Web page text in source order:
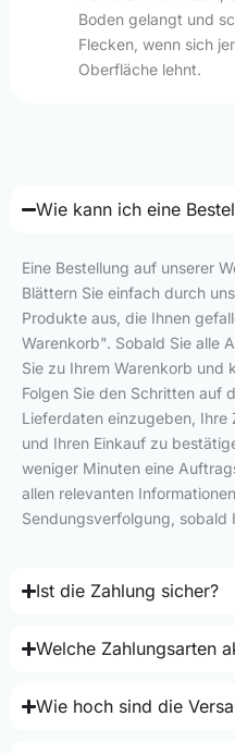
Boden gelangt und
Flecken, wenn sich
Oberfläche lehnt.
Wie kann ich eine
Eine Bestellung auf unserer
Blättern Sie einfach durch
Produkte aus, die Ihnen
Warenkorb". Sobald Sie alle
Sie zu Ihrem Warenkorb und
Folgen Sie den Schritten auf
Lieferdaten einzugeben, Ihre
und Ihren Einkauf zu
weniger Minuten eine
allen relevanten
Sendungsverfolgung, sobald
Ist die Zahlung sicher?
Welche Zahlungsarten
Wie hoch sind die